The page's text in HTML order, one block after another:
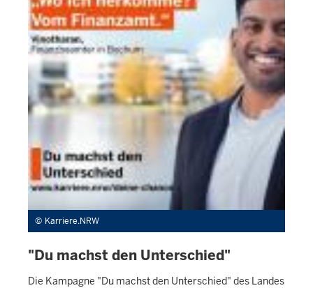
Karriere.NRW
"Du machst den Unterschied"
Die Kampagne "Du machst den Unterschied" des Landes